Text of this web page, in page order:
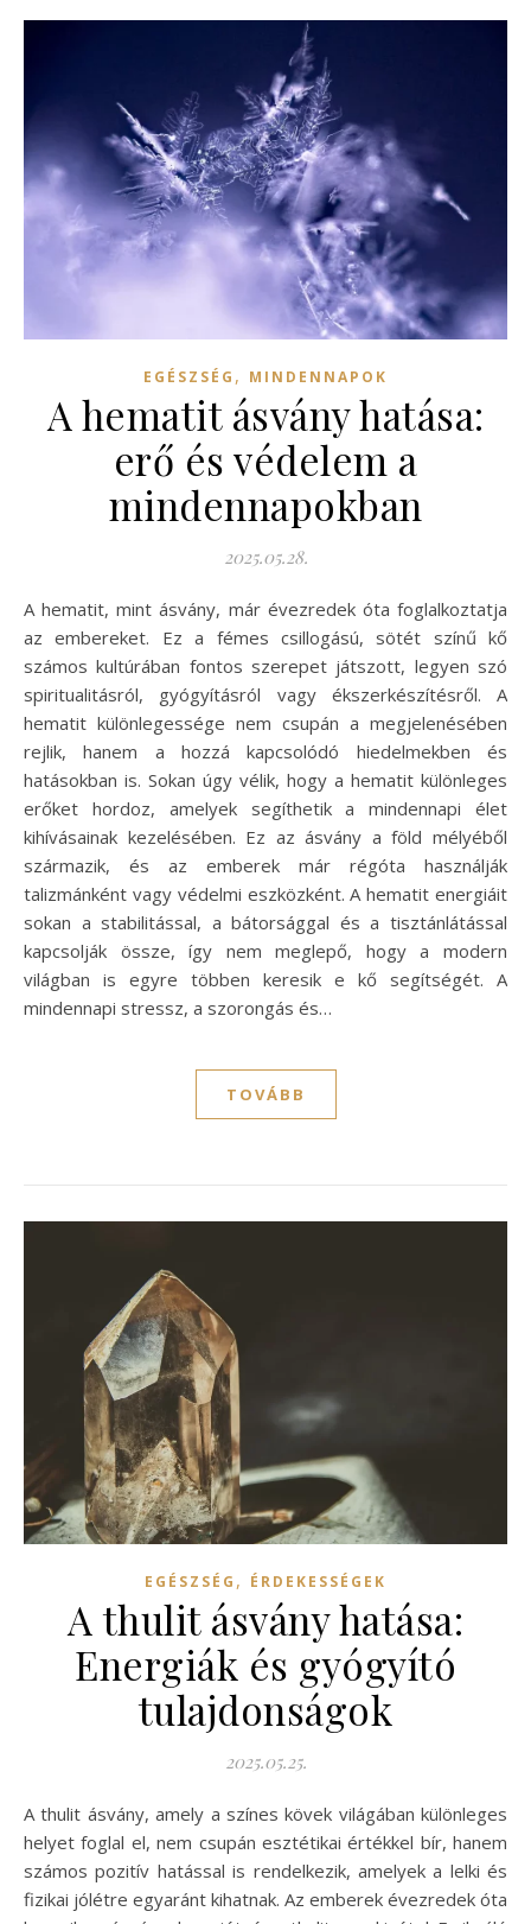
EGÉSZSÉG , MINDENNAPOK
A hematit ásvány hatása:
erő és védelem a
mindennapokban
2025.05.28.
A hematit, mint ásvány, már évezredek óta foglalkoztatja
az embereket. Ez a fémes csillogású, sötét színű kő
számos kultúrában fontos szerepet játszott, legyen szó
spiritualitásról, gyógyításról vagy ékszerkészítésről. A
hematit különlegessége nem csupán a megjelenésében
rejlik, hanem a hozzá kapcsolódó hiedelmekben és
hatásokban is. Sokan úgy vélik, hogy a hematit különleges
erőket hordoz, amelyek segíthetik a mindennapi élet
kihívásainak kezelésében. Ez az ásvány a föld mélyéből
származik, és az emberek már régóta használják
talizmánként vagy védelmi eszközként. A hematit energiáit
sokan a stabilitással, a bátorsággal és a tisztánlátással
kapcsolják össze, így nem meglepő, hogy a modern
világban is egyre többen keresik e kő segítségét. A
mindennapi stressz, a szorongás és…
TOVÁBB
EGÉSZSÉG , ÉRDEKESSÉGEK
A thulit ásvány hatása:
Energiák és gyógyító
tulajdonságok
2025.05.25.
A thulit ásvány, amely a színes kövek világában különleges
helyet foglal el, nem csupán esztétikai értékkel bír, hanem
számos pozitív hatással is rendelkezik, amelyek a lelki és
fizikai jólétre egyaránt kihatnak. Az emberek évezredek óta